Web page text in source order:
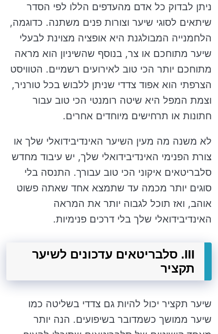
ניתן לבדוק כל אדם מהעדפים הללו לפי הסדר
שיתאים לסוגי שיער וצורות פנים משתנה. כדוגמה,
הלחמנייה המבולגנת היא אופציה מצוינת לבעלי
שיער מתוחכם או צר, בנוסף שהשיניון הוא מראה
מתוחכם יותר הכי טוב לאירועים רשמיים. הטוויסט
הצרפתי הוא אפוד צדדי שניתן ללבוש בכל טורניר,
וצמת המפל היא שיטה רומנטי הכי טוב עבור
חתונות או תרחישים מיוחדים אחרים.
לא משנה מה מעין השיער האינדיבידואלי שלך או
צורת הפנימי האינדיבידואלי שלך, יש עיבוד מחדש
סלבריטאים איקוני הכי טוב עבורך. התנסה בלי
סוגים יותר מכמה עד שתמצא אחד שאתה פשוט
אוהב, ואז תוכל לגבוה יותר את המראה
האינדיבידואלי שלך בלי דרכים פנימיות.
III. סלבריטאים עדכונים לשיער
תקציר
שיער תקציר יכול להיות גם צדדי בשליטה כמו
שיער ממושך כשמדובר בשיפועים. הנה יותר